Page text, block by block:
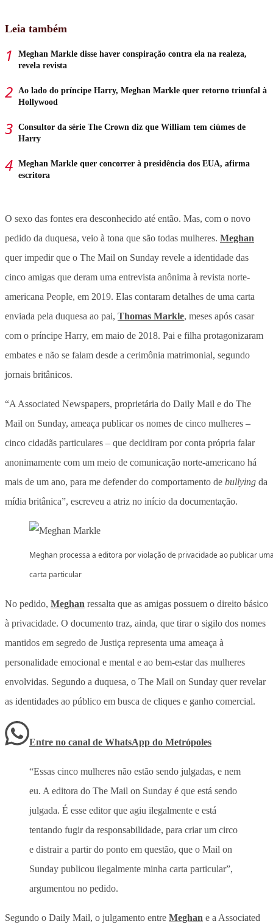
Leia também
Meghan Markle disse haver conspiração contra ela na realeza,
revela revista
Ao lado do príncipe Harry, Meghan Markle quer retorno triunfal à
Hollywood
Consultor da série The Crown diz que William tem ciúmes de
Harry
Meghan Markle quer concorrer à presidência dos EUA, afirma
escritora
O sexo das fontes era desconhecido até então. Mas, com o novo
pedido da duquesa, veio à tona que são todas mulheres. Meghan
quer impedir que o The Mail on Sunday revele a identidade das
cinco amigas que deram uma entrevista anônima à revista norte-
americana People, em 2019. Elas contaram detalhes de uma carta
enviada pela duquesa ao pai, Thomas Markle, meses após casar
com o príncipe Harry, em maio de 2018. Pai e filha protagonizaram
embates e não se falam desde a cerimônia matrimonial, segundo
jornais britânicos.
“A Associated Newspapers, proprietária do Daily Mail e do The
Mail on Sunday, ameaça publicar os nomes de cinco mulheres –
cinco cidadãs particulares – que decidiram por conta própria falar
anonimamente com um meio de comunicação norte-americano há
mais de um ano, para me defender do comportamento de bullying da
mídia britânica”, escreveu a atriz no início da documentação.
Meghan processa a editora por violação de privacidade ao publicar
carta particular
No pedido, Meghan ressalta que as amigas possuem o direito básico
à privacidade. O documento traz, ainda, que tirar o sigilo dos nomes
mantidos em segredo de Justiça representa uma ameaça à
personalidade emocional e mental e ao bem-estar das mulheres
envolvidas. Segundo a duquesa, o The Mail on Sunday quer revelar
as identidades ao público em busca de cliques e ganho comercial.
Entre no canal de WhatsApp do Metrópoles
“Essas cinco mulheres não estão sendo julgadas, e nem
eu. A editora do The Mail on Sunday é que está sendo
julgada. É esse editor que agiu ilegalmente e está
tentando fugir da responsabilidade, para criar um circo
e distrair a partir do ponto em questão, que o Mail on
Sunday publicou ilegalmente minha carta particular”,
argumentou no pedido.
Segundo o Daily Mail, o julgamento entre Meghan e a Associated